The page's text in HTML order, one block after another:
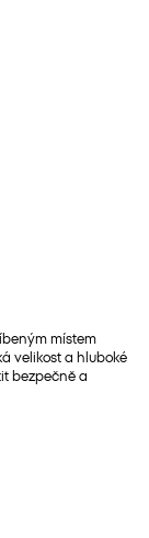
místem
velikost a hluboké
bezpečně a